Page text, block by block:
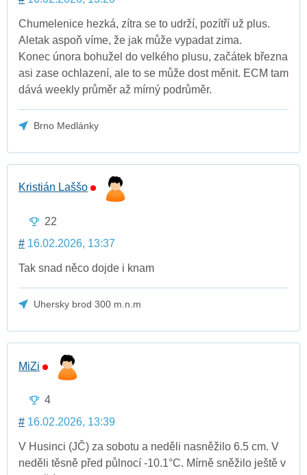
Chumelenice hezká, zítra se to udrží, pozítří už plus.
Aletak aspoň víme, že jak může vypadat zima.
Konec února bohužel do velkého plusu, začátek března
asi zase ochlazení, ale to se může dost měnit. ECM tam
dává weekly průměr až mírný podrůměr.
Brno Medlánky
Kristián Laššo
22
# 16.02.2026, 13:37
Tak snad něco dojde i knam
Uhersky brod 300 m.n.m
MiZi
4
# 16.02.2026, 13:39
V Husinci (JČ) za sobotu a neděli nasněžilo 6.5 cm. V
neděli těsně před půlnocí -10.1°C. Mírně sněžilo ještě v